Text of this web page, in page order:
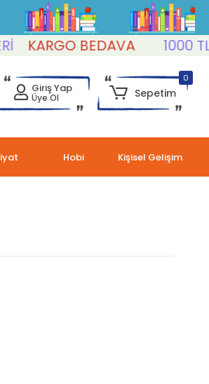
KARGO BEDAVA 1000 TL
Giriş Yap
Üye Ol
0
Sepetim
Hobi Kişisel Gelişim